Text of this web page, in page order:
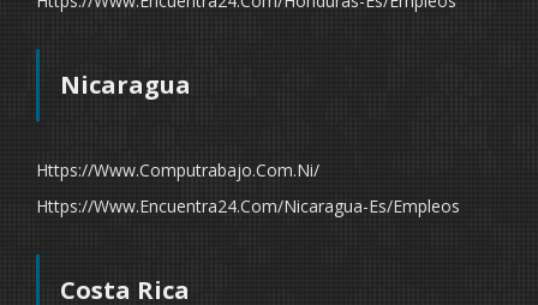
Nicaragua
Https://www.computrabajo.com.ni/
Https://www.encuentra24.com/nicaragua-Es/empleos
Costa Rica